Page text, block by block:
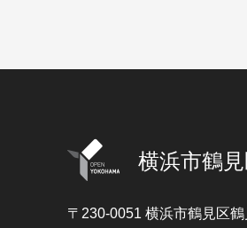
横浜市鶴
〒230-0051 横浜市鶴見区